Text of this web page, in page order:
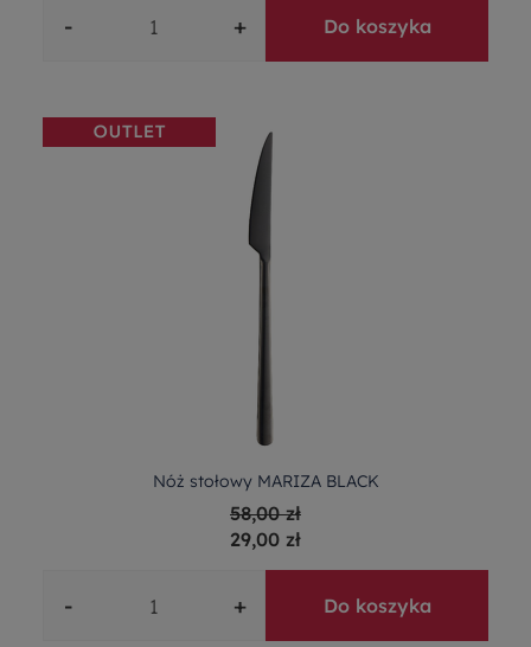
- + Do koszyka
Nóż stołowy MARIZA BLACK
58,00 zł
29,00 zł
- + Do koszyka